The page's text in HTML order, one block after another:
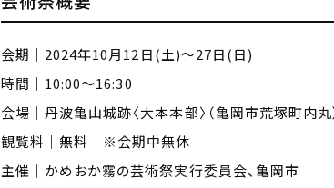
会期｜2024年10月12日(土)～27日(日)
時間｜10:00～16:30
会場｜丹波亀山城跡〈大本本部〉（亀岡市荒塚町内丸
観覧料｜無料 ※会期中無休
主催｜かめおか霧の芸術祭実行委員会、亀岡市